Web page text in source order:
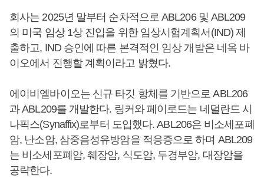
회사는 2025년 말부터 순차적으로 ABL206 및 ABL209
의 미국 임상 1상 진입을 위한 임상시험계획서(IND) 제
출하고, IND 승인에 따른 본격적인 임상 개발은 네옥 바
이오에서 진행할 계획이라고 밝혔다.
에이비엘바이오는 신규 타깃 항체를 기반으로 ABL206
과 ABL209를 개발한다. 링커와 페이로드는 네덜란드 시
나픽스(Synaffix)로부터 도입했다. ABL206은 비소세포폐
암, 난소암, 삼중음성유방암을 적응증으로 하며 ABL209
는 비소세포폐암, 췌장암, 식도암, 두경부암, 대장암을
공략한다.